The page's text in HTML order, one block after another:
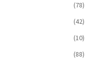
(78)
(42)
(10)
(88)